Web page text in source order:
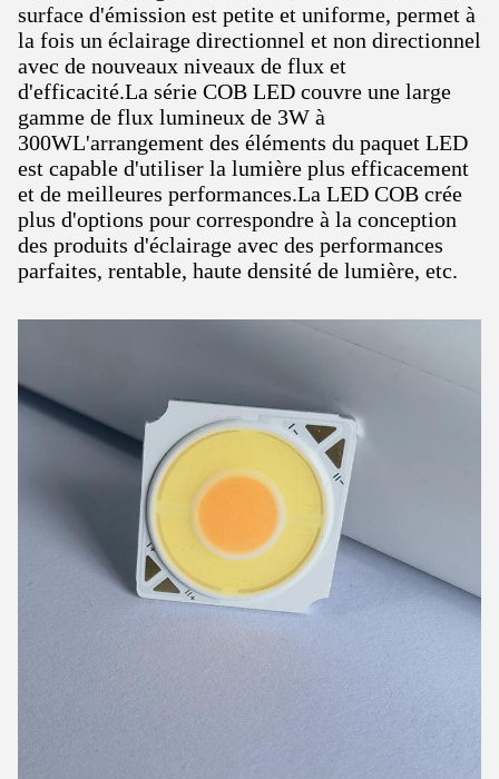
surface d'émission est petite et uniforme, permet à
la fois un éclairage directionnel et non directionnel
avec de nouveaux niveaux de flux et
d'efficacité.La série COB LED couvre une large
gamme de flux lumineux de 3W à
300WL'arrangement des éléments du paquet LED
est capable d'utiliser la lumière plus efficacement
et de meilleures performances.La LED COB crée
plus d'options pour correspondre à la conception
des produits d'éclairage avec des performances
parfaites, rentable, haute densité de lumière, etc.